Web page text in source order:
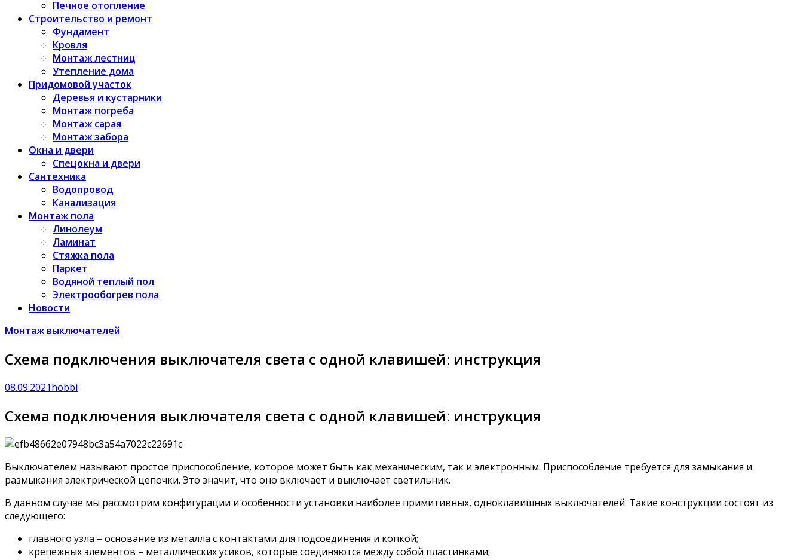
Печное отопление
Строительство и ремонт
Фундамент
Кровля
Монтаж лестниц
Утепление дома
Придомовой участок
Деревья и кустарники
Монтаж погреба
Монтаж сарая
Монтаж забора
Окна и двери
Спецокна и двери
Сантехника
Водопровод
Канализация
Монтаж пола
Линолеум
Ламинат
Стяжка пола
Паркет
Водяной теплый пол
Электрообогрев пола
Новости
Монтаж выключателей
Схема подключения выключателя света с одной клавишей: инструкция
08.09.2021hobbi
Схема подключения выключателя света с одной клавишей: инструкция
Выключателем называют простое приспособление, которое может быть как механическим, так и электронным. Приспособление требуется для замыкания и
размыкания электрической цепочки. Это значит, что оно включает и выключает светильник.
В данном случае мы рассмотрим конфигурации и особенности установки наиболее примитивных, одноклавишных выключателей. Такие конструкции состоят из
следующего:
главного узла – основание из металла с контактами для подсоединения и копкой;
крепежных элементов – металлических усиков, которые соединяются между собой пластинками;